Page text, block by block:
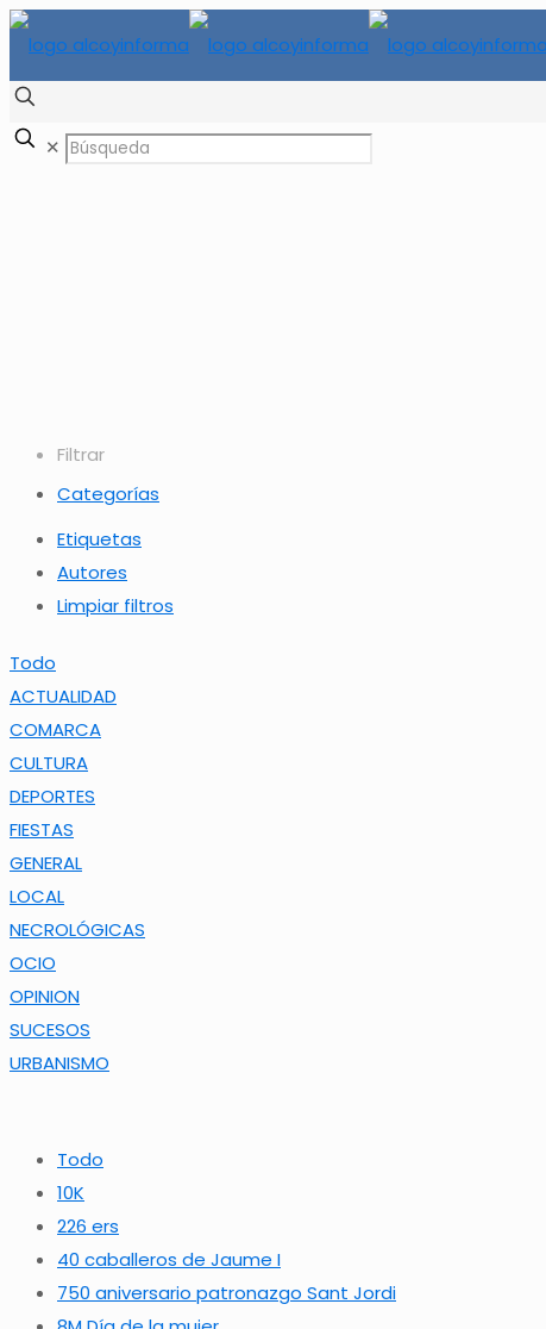
✕
Filtrar
Categorías
Etiquetas
Autores
Limpiar filtros
Todo
ACTUALIDAD
COMARCA
CULTURA
DEPORTES
FIESTAS
GENERAL
LOCAL
NECROLÓGICAS
OCIO
OPINION
SUCESOS
URBANISMO
Todo
10K
226 ers
40 caballeros de Jaume I
750 aniversario patronazgo Sant Jordi